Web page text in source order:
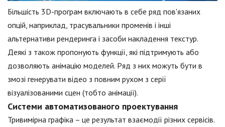
Більшість 3D-програм включають в себе ряд пов'язаних
опцій, наприклад, трасувальники променів і інші
альтернативи рендеринга і засоби накладення текстур.
Деякі з також пропонують функції, які підтримують або
дозволяють анімацію моделей. Ряд з них можуть бути в
змозі генерувати відео з повним рухом з серії
візуалізованими сцен (тобто анімації).
Системи автоматизованого проектування
Тривимірна графіка – це результат взаємодії різних сервісів.